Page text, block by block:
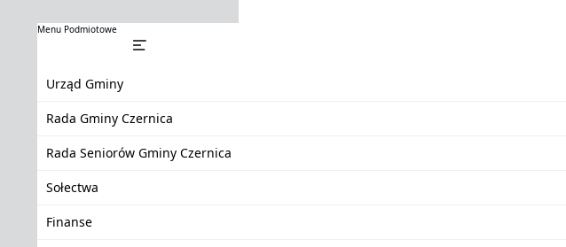
Menu Podmiotowe
Urząd Gminy
Rada Gminy Czernica
Rada Seniorów Gminy Czernica
Sołectwa
Finanse